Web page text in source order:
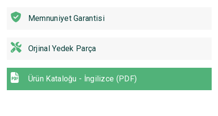
Memnuniyet Garantisi
Orjinal Yedek Parça
Ürün Kataloğu - İngilizce (PDF)